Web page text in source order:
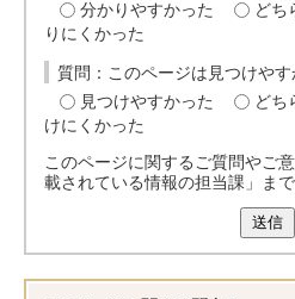
分かりやすかった
どち
りにくかった
質問：このページは見つけやす
見つけやすかった
どち
けにくかった
このページに関するご質問やご
載されている情報の担当課」ま
送信